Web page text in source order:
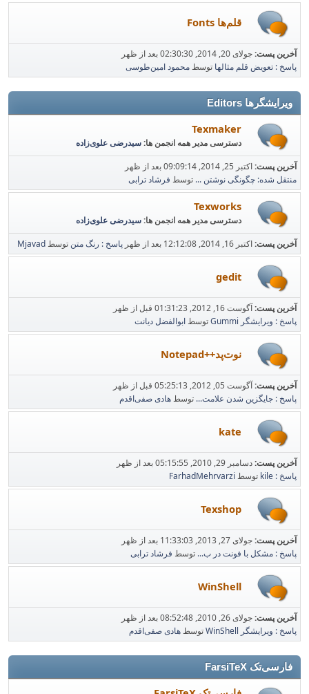
قلم‌ها Fonts
آخرین پست:جولای 20, 2014, 02:30:30 بعد از ظهر
پاسخ : تعویض قلم مثالها توسطمحمود امین‌طوسی
ویرایشگرها Editors
Texmaker
دسترسی مدیر همه انجمن ها:سیدرضی علوی‌زاده
آخرین پست:اکتبر 25, 2014, 09:09:14 بعد از ظهر
منتقل شده: چگونگی نوشتن ... توسط فرشاد ترابی
Texworks
دسترسی مدیر همه انجمن ها:سیدرضی علوی‌زاده
آخرین پست:اکتبر 16, 2014, 12:12:08 بعد از ظهر پاسخ : رنگ متن توسطMjavad
gedit
آخرین پست:آگوست 16, 2012, 01:31:23 قبل از ظهر
پاسخ : ویرایشگر Gummi
توسطابوالفضل دیانت
نوت‌پد++Notepad
آخرین پست:آگوست 05, 2012, 05:25:13 قبل از ظهر
پاسخ : جایگزین شدن علامت... توسطهادی صفی‌اقدم
kate
آخرین پست:دسامبر 29, 2010, 05:15:55 بعد از ظهر
پاسخ : kile
توسط FarhadMehrvarzi
Texshop
آخرین پست:جولای 27, 2013, 11:33:03 بعد از ظهر
پاسخ : مشکل با فونت در ب... توسط فرشاد ترابی
WinShell
آخرین پست:جولای 26, 2010, 08:52:48 بعد از ظهر
پاسخ : ویرایشگر WinShell
توسطهادی صفی‌اقدم
فارسی‌تک FarsiTeX